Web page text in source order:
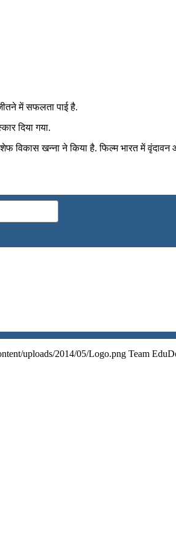
में सफलता पाई है.
दिया गया.
शेफ विकास खन्ना ने किया है. फिल्म भारत में
uploads/2014/05/Logo.png Team